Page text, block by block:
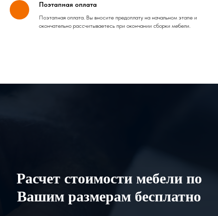
Поэтапная оплата
Поэтапная оплата. Вы вносите предоплату на начальном этапе и
окончательно рассчитываетесь при окончании сборки мебели.
Расчет стоимости мебели по
Вашим размерам бесплатно